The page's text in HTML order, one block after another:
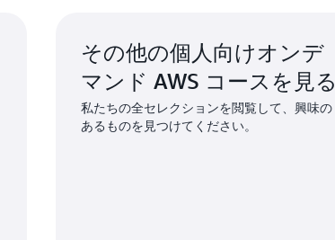
その他の個人向けオンデ
マンド AWS コースを見る
私たちの全セレクションを閲覧して、興味の
あるものを見つけてください。